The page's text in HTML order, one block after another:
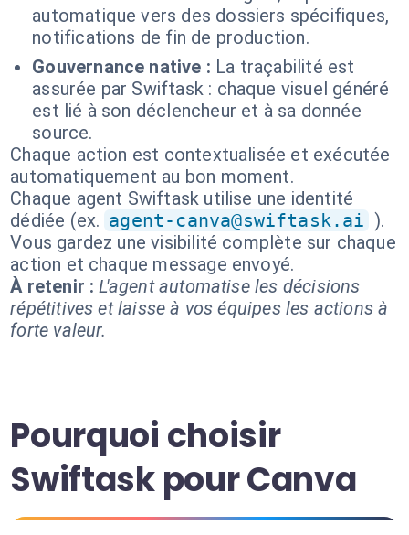
automatique vers des dossiers spécifiques,
notifications de fin de production.
Gouvernance native : La traçabilité est
assurée par Swiftask : chaque visuel généré
est lié à son déclencheur et à sa donnée
source.
Chaque action est contextualisée et exécutée
automatiquement au bon moment.
Chaque agent Swiftask utilise une identité
dédiée (ex. agent-canva@swiftask.ai ).
Vous gardez une visibilité complète sur chaque
action et chaque message envoyé.
À retenir : L'agent automatise les décisions
répétitives et laisse à vos équipes les actions à
forte valeur.
Pourquoi choisir
Swiftask pour Canva